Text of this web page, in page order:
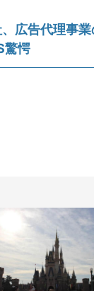
広告代理事
驚愕